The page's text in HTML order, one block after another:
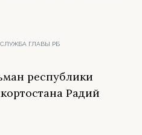
ГЛАВЫ РБ
республики
Радий